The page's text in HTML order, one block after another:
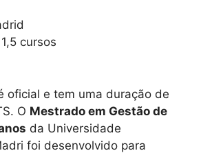
cursos
oficial e tem uma duração de
O Mestrado em Gestão de
da Universidade
foi desenvolvido para